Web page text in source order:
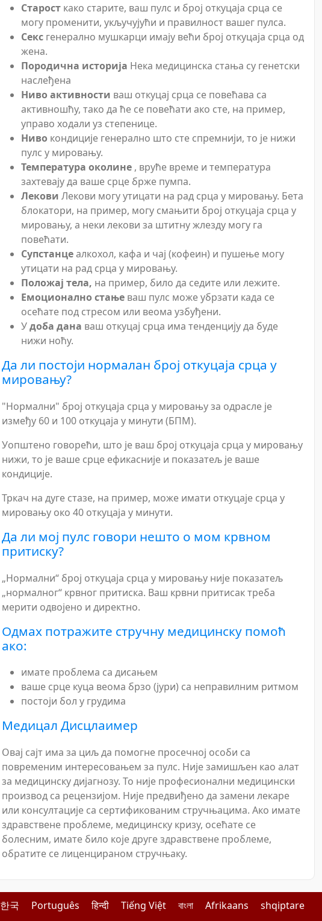
Старост како старите, ваш пулс и број откуцаја срца се
могу променити, укључујући и правилност вашег пулса.
Секс генерално мушкарци имају већи број откуцаја срца од
жена.
Породична историја Нека медицинска стања су генетски
наслеђена
Ниво активности ваш откуцај срца се повећава са
активношћу, тако да ће се повећати ако сте, на пример,
управо ходали уз степенице.
Ниво кондиције генерално што сте спремнији, то је нижи
пулс у мировању.
Температура околине , вруће време и температура
захтевају да ваше срце брже пумпа.
Лекови Лекови могу утицати на рад срца у мировању. Бета
блокатори, на пример, могу смањити број откуцаја срца у
мировању, а неки лекови за штитну жлезду могу га
повећати.
Супстанцеалкохол, кафа и чај (кофеин) и пушење могу
утицати на рад срца у мировању.
Положај тела, на пример, било да седите или лежите.
Емоционално стање ваш пулс може убрзати када се
осећате под стресом или веома узбуђени.
Удоба дана ваш откуцај срца има тенденцију да буде
нижи ноћу.
Да ли постоји нормалан број откуцаја срца у
мировању?
"Нормални" број откуцаја срца у мировању за одрасле је
између 60 и 100 откуцаја у минути (БПМ).
Уопштено говорећи, што је ваш број откуцаја срца у мировању
нижи, то је ваше срце ефикасније и показатељ је ваше
кондиције.
Тркач на дуге стазе, на пример, може имати откуцаје срца у
мировању око 40 откуцаја у минути.
Да ли мој пулс говори нешто о мом крвном
притиску?
„Нормални“ број откуцаја срца у мировању није показатељ
„нормалног“ крвног притиска. Ваш крвни притисак треба
мерити одвојено и директно.
Одмах потражите стручну медицинску помоћ
ако:
имате проблема са дисањем
ваше срце куца веома брзо (јури) са неправилним ритмом
постоји бол у грудима
Медицал Дисцлаимер
Овај сајт има за циљ да помогне просечној особи са
повременим интересовањем за пулс. Није замишљен као алат
за медицинску дијагнозу. То није професионални медицински
производ са рецензијом. Није предвиђено да замени лекаре
или консултације са сертификованим стручњацима. Ако имате
здравствене проблеме, медицинску кризу, осећате се
болесним, имате било које друге здравствене проблеме,
обратите се лиценцираном стручњаку.
한국 Português हिन्दी Tiếng Việt বাংলা Afrikaans shqiptare